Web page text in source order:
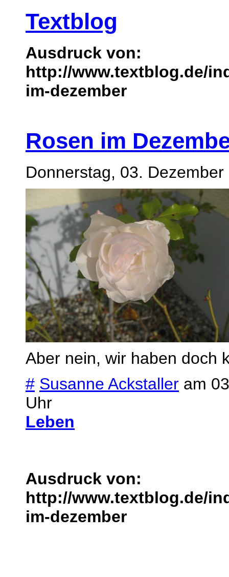
Textblog
Ausdruck von:
http://www.textblog.de/
im-dezember
Rosen im
Donnerstag, 03. Dezember
Aber nein, wir haben doch
# Susanne Ackstaller am
Uhr
Leben
Ausdruck von:
http://www.textblog.de/
im-dezember